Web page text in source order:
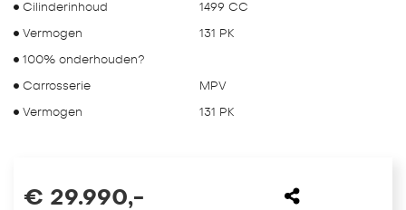
Cilinderinhoud 1499 CC
Vermogen 131 PK
100% onderhouden?
Carrosserie MPV
Vermogen 131 PK
€ 29.990,-